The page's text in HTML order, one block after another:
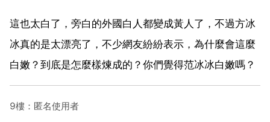
這也太白了，旁白的外國白人都變成黃人了，不過方冰
冰真的是太漂亮了，不少網友紛紛表示，為什麼會這麼
白嫩？到底是怎麼樣煉成的？你們覺得范冰冰白嫩嗎？
9樓：匿名使用者